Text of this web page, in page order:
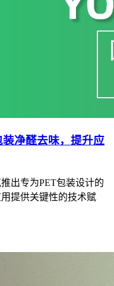
净醛去味，提升应
出专为PET包装设计的
提供关键性的技术赋